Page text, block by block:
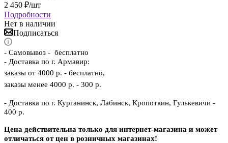
2 450 ₽/шт
Подробности
Нет в наличии
Подписаться
- Самовывоз - бесплатно
- Доставка по г. Армавир:
заказы от 4000 р. - бесплатно,
заказы менее 4000 р. - 300 р.
- Доставка по г. Курганинск, Лабинск, Кропоткин, Гулькевичи -
400 р.
Цена действительна только для интернет-магазина и может
отличаться от цен в розничных магазинах!